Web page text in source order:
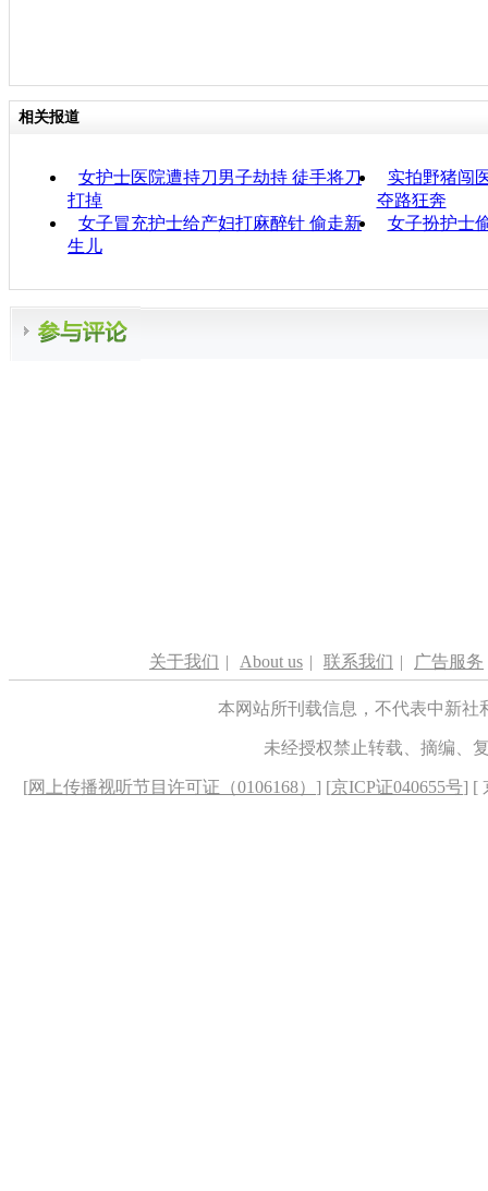
相关报道
女护士医院遭持刀男子劫持 徒手将刀
打掉
实拍野猪闯
夺路狂奔
女子冒充护士给产妇打麻醉针 偷走新
生儿
女子扮护士
关于我们 | About us | 联系我们 | 广告服务
本网站所刊载信息，不代表中新
未经授权禁止转载、摘编、
[网上传播视听节目许可证（0106168） ] [京ICP证040655号] [